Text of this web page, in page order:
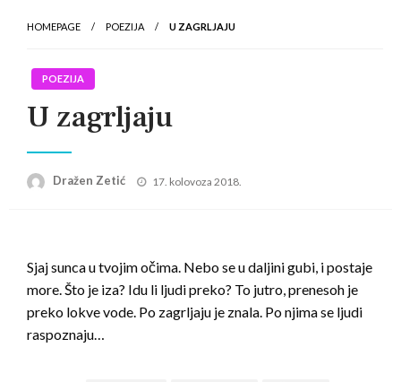
HOMEPAGE POEZIJA U ZAGRLJAJU
POEZIJA
U zagrljaju
Dražen Zetić
Posted
17. kolovoza 2018.
Sjaj sunca u tvojim očima. Nebo se u daljini gubi, i postaje
more. Što je iza? Idu li ljudi preko? To jutro, prenesoh je
preko lokve vode. Po zagrljaju je znala. Po njima se ljudi
raspoznaju…